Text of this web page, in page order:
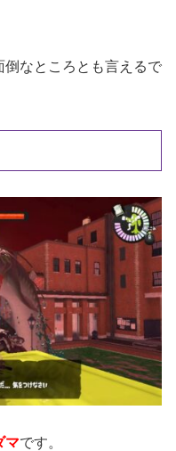
なところとも言えるで
マです。